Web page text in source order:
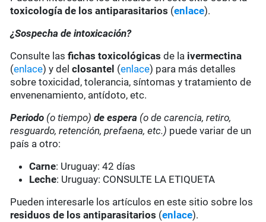
toxicología de los antiparasitarios (enlace).
¿Sospecha de intoxicación?
Consulte lasfichas toxicológicas de la ivermectina
(enlace) y delclosantel (enlace) para más detalles
sobre toxicidad, tolerancia, síntomas y tratamiento de
envenenamiento, antídoto, etc.
Periodo (o tiempo) de espera (o de carencia, retiro,
resguardo, retención, prefaena, etc.) puede variar de un
país a otro:
Carne: Uruguay: 42 días
Leche: Uruguay: CONSULTE LA ETIQUETA
Pueden interesarle los artículos en este sitio sobre los
residuos de los antiparasitarios (enlace).